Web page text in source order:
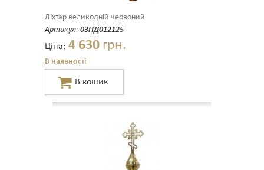
Ліхтар великодній червоний
Артикул: 03ПД012125
Ціна: 4 630 грн.
В наявності